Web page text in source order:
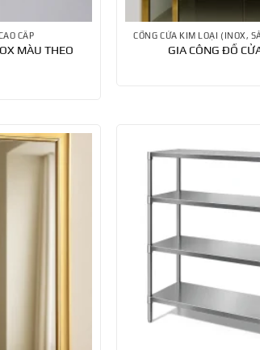
CẤP
MÀU THEO
GIA CÔNG ĐỐ